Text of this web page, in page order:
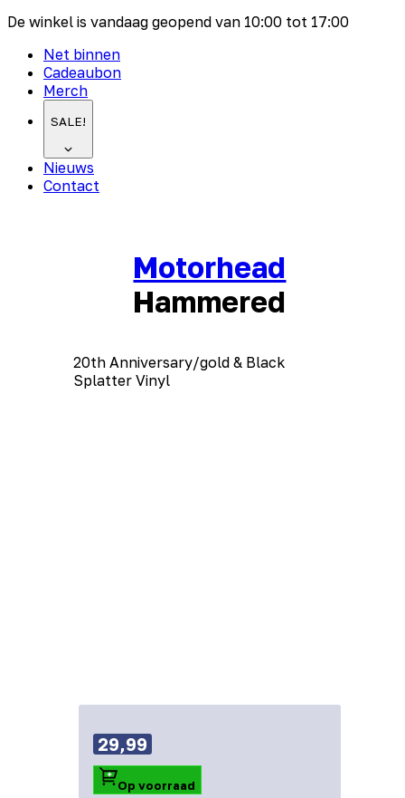
De winkel is vandaag geopend van 10:00 tot 17:00
Net binnen
Cadeaubon
Merch
SALE!
Nieuws
Contact
Motorhead
Hammered
20th Anniversary/gold & Black
Splatter Vinyl
29,99
Op voorraad